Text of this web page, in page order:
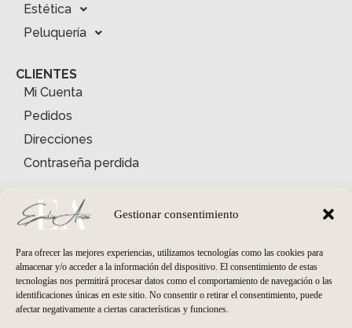
Gestionar consentimiento
Para ofrecer las mejores experiencias, utilizamos tecnologías como las cookies para
almacenar y/o acceder a la información del dispositivo. El consentimiento de estas
tecnologías nos permitirá procesar datos como el comportamiento de navegación o las
identificaciones únicas en este sitio. No consentir o retirar el consentimiento, puede
afectar negativamente a ciertas características y funciones.
Estética
Peluquería
CLIENTES
Mi Cuenta
Pedidos
Direcciones
Contraseña perdida
INFORMACIÓN
Quiénes somos
Envíos y Devoluciones
Política de Privacidad
Política de Cookies